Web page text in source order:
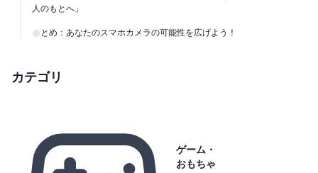
人のもとへ」
まとめ：あなたのスマホカメラの可能性を広げよう！
カテゴリ
ゲーム・
おもちゃ